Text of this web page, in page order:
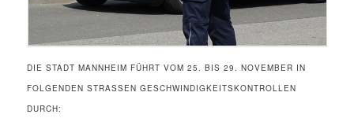
DIE STADT MANNHEIM FÜHRT VOM 25. BIS 29. NOVEMBER IN
FOLGENDEN STRASSEN GESCHWINDIGKEITSKONTROLLEN D
URCH: